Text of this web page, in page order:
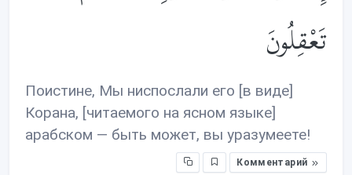
تَعْقِلُونَ
Поистине, Мы ниспослали его [в виде]
Корана, [читаемого на ясном языке]
арабском — быть может, вы уразумеете!
Комментарий